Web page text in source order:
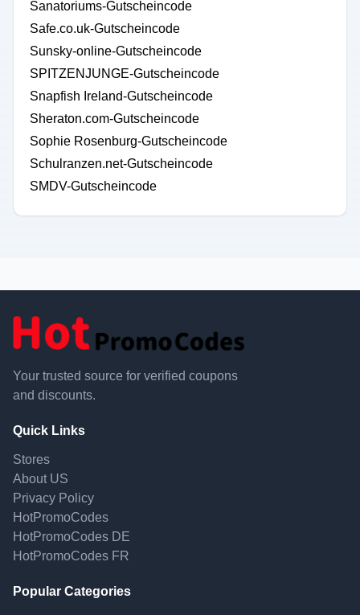
Sanatoriums-Gutscheincode
Safe.co.uk-Gutscheincode
Sunsky-online-Gutscheincode
SPITZENJUNGE-Gutscheincode
Snapfish Ireland-Gutscheincode
Sheraton.com-Gutscheincode
Sophie Rosenburg-Gutscheincode
Schulranzen.net-Gutscheincode
SMDV-Gutscheincode
Your trusted source for verified coupons
and discounts.
Quick Links
Stores
About US
Privacy Policy
HotPromoCodes
HotPromoCodes DE
HotPromoCodes FR
Popular Categories